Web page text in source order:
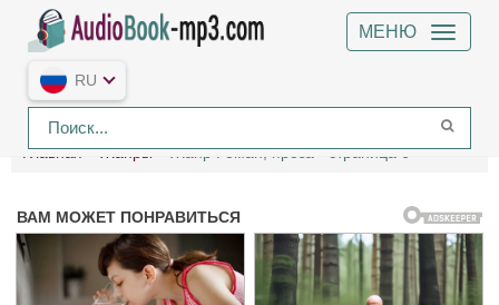
МЕНЮ
RU
Главная Жанры Жанр Роман, проза - страница 6